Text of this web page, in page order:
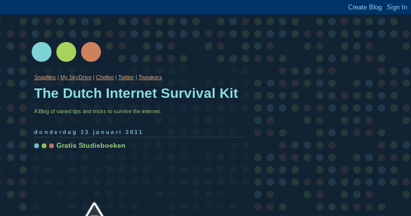
Snapfiles | My SkyDrive | Chelloo | Twitter | Tweakers
The Dutch Internet Survival Kit
A Blog of varied tips and tricks to survive the internet.
donderdag 13 januari 2011
Gratis Studieboeken